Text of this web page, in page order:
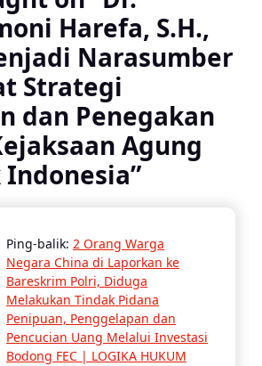
Harefa, S.H.,
Narasumber
Strategi
dan Penegakan
Agung
”
Ping-balik: 2 Orang Warga
Negara China di Laporkan ke
Bareskrim Polri, Diduga
Melakukan Tindak Pidana
Penipuan, Penggelapan dan
Pencucian Uang Melalui Investasi
Bodong FEC | LOGIKA HUKUM